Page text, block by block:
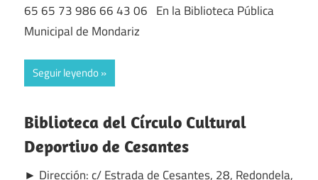
65 65 73 986 66 43 06 En la Biblioteca Pública
Municipal de Mondariz
Seguir leyendo
Biblioteca del Círculo Cultural
Deportivo de Cesantes
► Dirección: c/ Estrada de Cesantes, 28, Redondela,